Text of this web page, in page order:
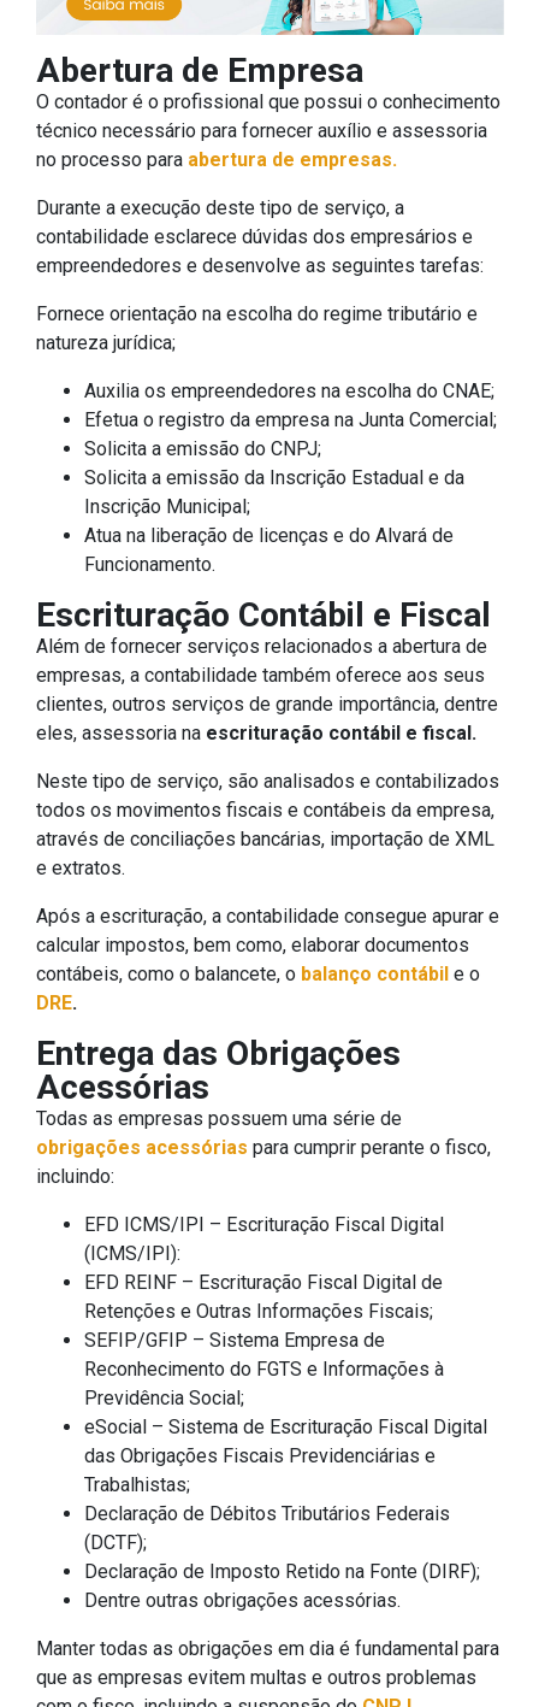
Abertura de Empresa
O contador é o profissional que possui o conhecimento
técnico necessário para fornecer auxílio e assessoria
no processo para abertura de empresas.
Durante a execução deste tipo de serviço, a
contabilidade esclarece dúvidas dos empresários e
empreendedores e desenvolve as seguintes tarefas:
Fornece orientação na escolha do regime tributário e
natureza jurídica;
Auxilia os empreendedores na escolha do CNAE;
Efetua o registro da empresa na Junta Comercial;
Solicita a emissão do CNPJ;
Solicita a emissão da Inscrição Estadual e da
Inscrição Municipal;
Atua na liberação de licenças e do Alvará de
Funcionamento.
Escrituração Contábil e Fiscal
Além de fornecer serviços relacionados a abertura de
empresas, a contabilidade também oferece aos seus
clientes, outros serviços de grande importância, dentre
eles, assessoria na escrituração contábil e fiscal.
Neste tipo de serviço, são analisados e contabilizados
todos os movimentos fiscais e contábeis da empresa,
através de conciliações bancárias, importação de XML
e extratos.
Após a escrituração, a contabilidade consegue apurar e
calcular impostos, bem como, elaborar documentos
contábeis, como o balancete, o balanço contábil e o
DRE.
Entrega das Obrigações
Acessórias
Todas as empresas possuem uma série de
obrigações acessórias para cumprir perante o fisco,
incluindo:
EFD ICMS/IPI – Escrituração Fiscal Digital
(ICMS/IPI):
EFD REINF – Escrituração Fiscal Digital de
Retenções e Outras Informações Fiscais;
SEFIP/GFIP – Sistema Empresa de
Reconhecimento do FGTS e Informações à
Previdência Social;
eSocial – Sistema de Escrituração Fiscal Digital
das Obrigações Fiscais Previdenciárias e
Trabalhistas;
Declaração de Débitos Tributários Federais
(DCTF);
Declaração de Imposto Retido na Fonte (DIRF);
Dentre outras obrigações acessórias.
Manter todas as obrigações em dia é fundamental para
que as empresas evitem multas e outros problemas